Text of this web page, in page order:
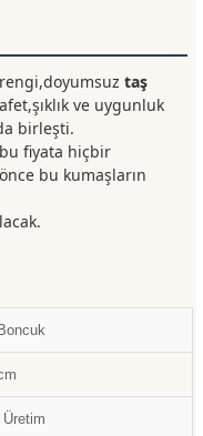
rengi,doyumsuz taş
ve uygunluk
birleşti.
fiyata hiçbir
bu kumaşların